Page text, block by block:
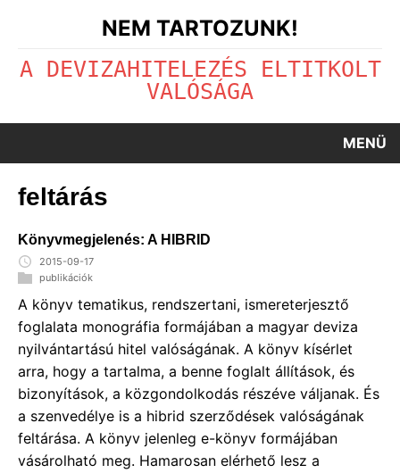
NEM TARTOZUNK!
A DEVIZAHITELEZÉS ELTITKOLT
VALÓSÁGA
MENÜ
feltárás
Könyvmegjelenés: A HIBRID
2015-09-17
publikációk
A könyv tematikus, rendszertani, ismereterjesztő
foglalata monográfia formájában a magyar deviza
nyilvántartású hitel valóságának. A könyv kísérlet
arra, hogy a tartalma, a benne foglalt állítások, és
bizonyítások, a közgondolkodás részéve váljanak. És
a szenvedélye is a hibrid szerződések valóságának
feltárása. A könyv jelenleg e-könyv formájában
vásárolható meg. Hamarosan elérhető lesz a